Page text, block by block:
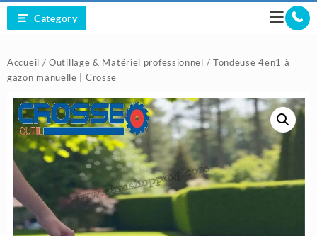
Category
Accueil /Outillage & Matériel professionnel / Tondeuse 4en1 à
gazon manuelle | Crosse